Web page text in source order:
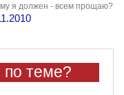
я должен - всем прощаю?
по теме?